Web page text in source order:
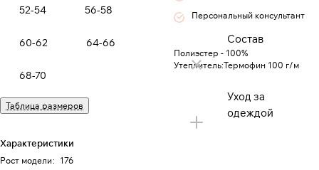
52-54 56-58
60-62 64-66
68-70
Таблица размеров
Характеристики
Рост модели: 176
Персональный консультант
Состав
Полиэстер - 100%
Утеплитель:Термофин 100 г/м
Уход за
одеждой